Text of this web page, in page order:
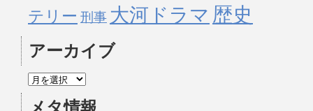
テリー 刑事 大河ドラマ 歴史
アーカイブ
メタ情報